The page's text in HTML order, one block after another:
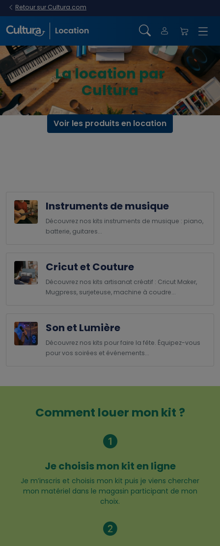
Retour sur Cultura.com
La location par
Cultura
Voir les produits en location
Instruments de musique
Découvrez nos kits instruments de musique : piano,
batterie, guitares...
Cricut et Couture
Découvrez nos kits artisanat créatif : Cricut Maker,
Mugpress, surjeteuse, machine à coudre...
Son et Lumière
Découvrez nos kits pour faire la fête. Équipez-vous
pour vos soirées et événements...
Comment louer mon kit ?
Je choisis mon kit en ligne
Je m’inscris et choisis mon kit puis je viens chercher
mon matériel dans le magasin participant de mon
choix.